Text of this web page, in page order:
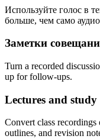
Используйте голос в
больше, чем само
Заметки
Turn a recorded
up for follow-ups.
Lectures and study
Convert class
outlines, and revision